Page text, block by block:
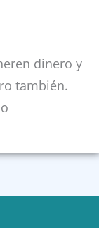
dinero y
también.